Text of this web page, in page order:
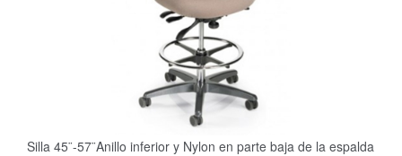
Silla 45¨-57¨Anillo inferior y Nylon en parte baja de la espalda